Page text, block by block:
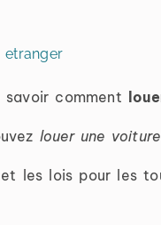
comment
louer une voiture
les lois pour les